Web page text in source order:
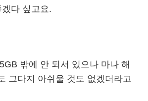
다 싶고요.
밖에 안 되서 있으나 마나 해
그다지 아쉬울 것도 없겠더라고